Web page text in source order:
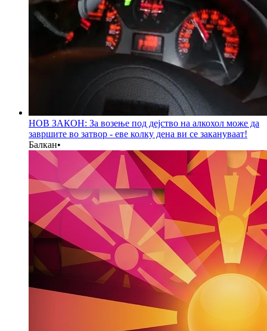
НОВ ЗАКОН: За возење под дејство на алкохол може да
завршите во затвор - еве колку дена ви се закануваат!
Балкан•